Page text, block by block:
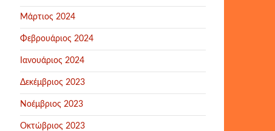
Μάρτιος 2024
Φεβρουάριος 2024
Ιανουάριος 2024
Δεκέμβριος 2023
Νοέμβριος 2023
Οκτώβριος 2023